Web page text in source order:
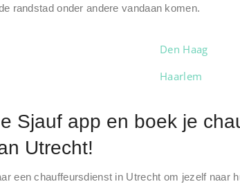
randstad onder andere vandaan komen.
Den Haag
Haarlem
Sjauf app en boek je
Utrecht!
een chauffeursdienst in Utrecht om jezelf naar